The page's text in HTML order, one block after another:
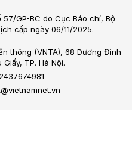
GP-BC do Cục Báo chí, Bộ
cấp ngày 06/11/2025.
thông (VNTA), 68 Dương Đình
TP. Hà Nội.